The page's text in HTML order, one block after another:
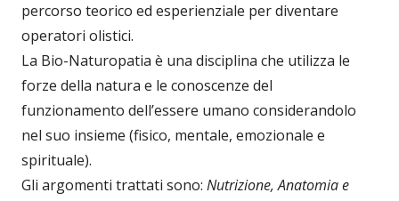
percorso teorico ed esperienziale per diventare
operatori olistici.
La Bio-Naturopatia è una disciplina che utilizza le
forze della natura e le conoscenze del
funzionamento dell’essere umano considerandolo
nel suo insieme (fisico, mentale, emozionale e
spirituale).
Gli argomenti trattati sono: Nutrizione, Anatomia e